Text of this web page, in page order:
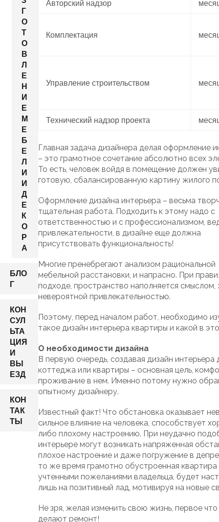
Г
О
Т
О
В
Л
Е
Н
И
Е
М
Е
Б
Е
Л
И
И
Д
Е
К
О
Р
А
БЛО
Г
КОН
СУЛ
ЬТА
ЦИЯ
И
ВЫ
ЕЗД
КОН
ТАК
ТЫ
Авторский надзор
Комплектация
Управление строительством
Технический надзор проекта
Главная задача дизайнера делая оформление
– это грамотное сочетание абсолютно всех
То есть, человек войдя в помещение должен
готовую, сбалансированную картину жилого
Оформление дизайна интерьера – весьма
тщательная работа. Подходить к этому надо с
ответственностью и с профессионализмом,
привлекательности, в дизайне еще должна
присутствовать функциональность!
Многие пренебрегают анализом рациональной
мебельной расстановки, и напрасно. При
подходе, пространство наполняется смыслом,
невероятной привлекательностью.
Поэтому, перед началом работ, необходимо
такое дизайн интерьера квартиры и какой в
О необходимости дизайна
В первую очередь, создавая дизайн интерьера
коттеджа или квартиры – основная цель,
проживание в нем. Именно потому нужно
опытному дизайнеру.
Известный факт! Что обстановка оказывает
сильное влияние на человека, способствует
либо плохому настроению. При неудачно
интерьере могут возникать напряженная
плохое настроение и даже погружение в
то же время грамотно обустроенная квартира
учтенными пожеланиями владельца, будет
лишь на позитивный лад, мотивируя на новые
Не зря, желая изменить свою жизнь, первое
делают ремонт!